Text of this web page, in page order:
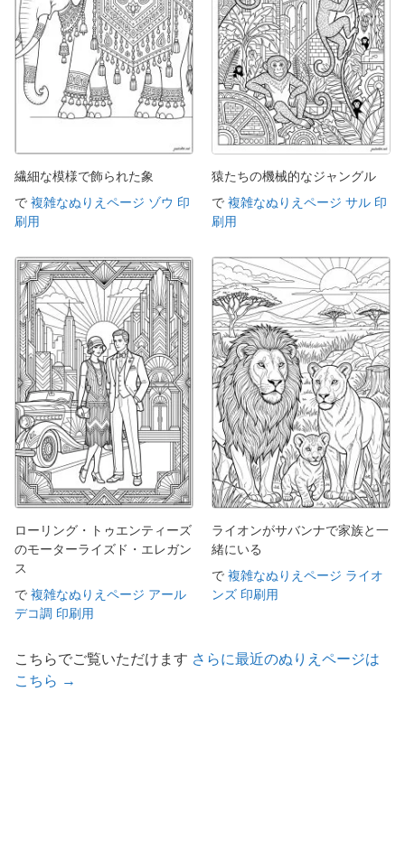
繊細な模様で飾られた象
で 複雑なぬりえページ ゾウ 印
刷用
猿たちの機械的なジャングル
で 複雑なぬりえページ サル 印
刷用
ローリング・トゥエンティーズ
のモーターライズド・エレガン
ス
で 複雑なぬりえページ アール
デコ調 印刷用
ライオンがサバンナで家族と一
緒にいる
で 複雑なぬりえページ ライオ
ンズ 印刷用
こちらでご覧いただけます さらに最近のぬりえページは
こちら →